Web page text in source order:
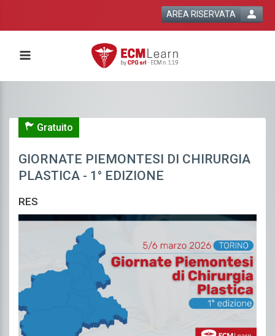
AREA RISERVATA
Gratuito
GIORNATE PIEMONTESI DI CHIRURGIA
PLASTICA - 1° EDIZIONE
RES